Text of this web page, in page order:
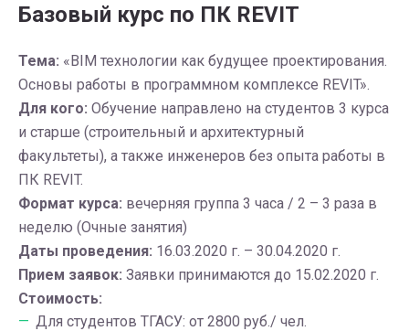
Базовый курс по ПК REVIT
Тема: «BIM технологии как будущее проектирования.
Основы работы в программном комплексе REVIT».
Для кого: Обучение направлено на студентов 3 курса
и старше (строительный и архитектурный
факультеты), а также инженеров без опыта работы в
ПК REVIT.
Формат курса: вечерняя группа 3 часа / 2 – 3 раза в
неделю (Очные занятия)
Даты проведения: 16.03.2020 г. – 30.04.2020 г.
Прием заявок: Заявки принимаются до 15.02.2020 г.
Стоимость:
Для студентов ТГАСУ: от 2800 руб./ чел.